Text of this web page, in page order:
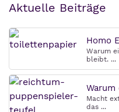
Aktuelle Beiträge
Homo
Warum
bleibt. ...
Warum
Macht
das ...